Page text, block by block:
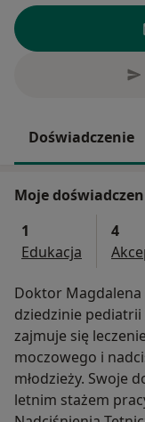
Doświadczenie
Moje
1
Edukacja
4
Doktor
dziedzinie
zajmuje się
moczowego i
młodzieży. Swoje
letnim stażem